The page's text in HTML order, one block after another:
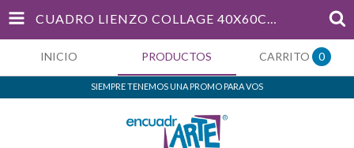
CUADRO LIENZO COLLAGE 40X60CM CC014
INICIO PRODUCTOS CARRITO 0
SIEMPRE TENEMOS UNA PROMO PARA VOS